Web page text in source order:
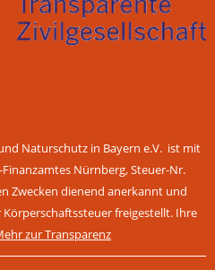
Naturschutz in Bayern e.V. ist mit
Nürnberg, Steuer-Nr.
Zwecken dienend anerkannt und
Körperschaftssteuer freigestellt. Ihre
zur Transparenz